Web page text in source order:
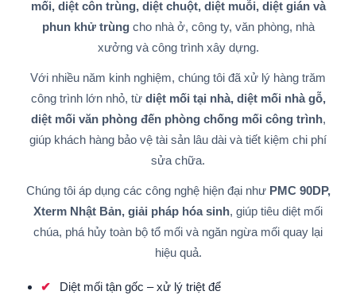
mối, diệt côn trùng, diệt chuột, diệt muỗi, diệt gián và
phun khử trùngcho nhà ở, công ty, văn phòng, nhà
xưởng và công trình xây dựng.
Với nhiều năm kinh nghiệm, chúng tôi đã xử lý hàng trăm
công trình lớn nhỏ, từ diệt mối tại nhà, diệt mối nhà gỗ,
diệt mối văn phòng đến phòng chống mối công trình,
giúp khách hàng bảo vệ tài sản lâu dài và tiết kiệm chi phí
sửa chữa.
Chúng tôi áp dụng các công nghệ hiện đại như PMC 90DP,
Xterm Nhật Bản, giải pháp hóa sinh, giúp tiêu diệt mối
chúa, phá hủy toàn bộ tổ mối và ngăn ngừa mối quay lại
hiệu quả.
Diệt mối tận gốc – xử lý triệt để